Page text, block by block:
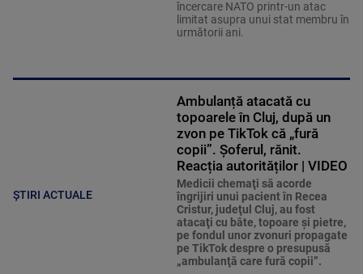
încercare NATO printr-un atac
limitat asupra unui stat membru în
următorii ani.
ȘTIRI ACTUALE
Ambulanță atacată cu
topoarele în Cluj, după un
zvon pe TikTok că „fură
copii”. Șoferul, rănit.
Reacția autorităților | VIDEO
Medicii chemaţi să acorde
îngrijiri unui pacient în Recea
Cristur, judeţul Cluj, au fost
atacaţi cu bâte, topoare şi pietre,
pe fondul unor zvonuri propagate
pe TikTok despre o presupusă
„ambulanţă care fură copii”.